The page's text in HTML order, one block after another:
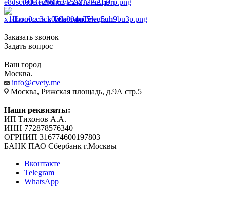
+7 (903) 268-62-22WhatsApp
Написать в TelegramTelegram
Заказать звонок
Задать вопрос
Ваш город
Москва
info@cvety.me
Москва, Рижская площадь, д.9А стр.5
Наши реквизиты:
ИП Тихонов А.А.
ИНН 772878576340
ОГРНИП 316774600197803
БАНК ПАО Сбербанк г.Москвы
Вконтакте
Telegram
WhatsApp